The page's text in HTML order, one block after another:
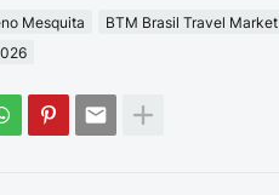
Mesquita BTM Brasil Travel Market